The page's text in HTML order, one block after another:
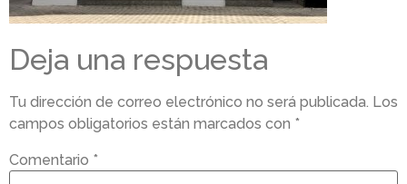
Deja una respuesta
Tu dirección de correo electrónico no será publicada. Los
campos obligatorios están marcados con *
Comentario *